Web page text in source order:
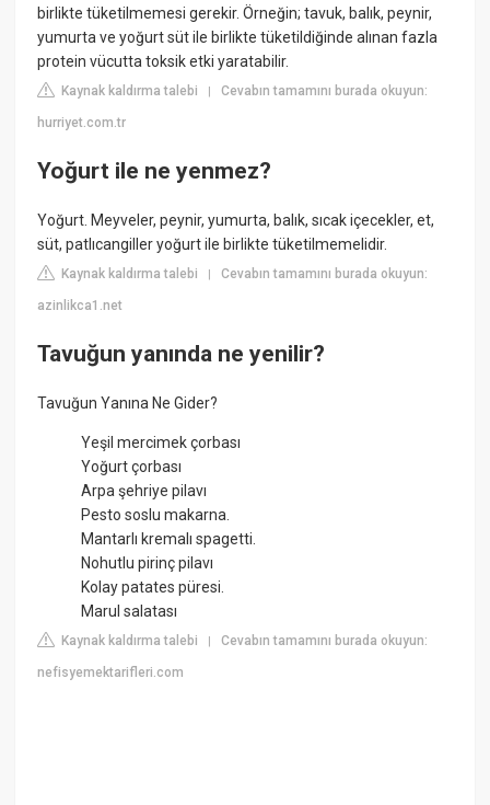
birlikte tüketilmemesi gerekir. Örneğin; tavuk, balık, peynir,
yumurta ve yoğurt süt ile birlikte tüketildiğinde alınan fazla
protein vücutta toksik etki yaratabilir.
Kaynak kaldırma talebi |Cevabın tamamını burada okuyun:
hurriyet.com.tr
Yoğurt ile ne yenmez?
Yoğurt. Meyveler, peynir, yumurta, balık, sıcak içecekler, et,
süt, patlıcangiller yoğurt ile birlikte tüketilmemelidir.
Kaynak kaldırma talebi |Cevabın tamamını burada okuyun:
azinlikca1.net
Tavuğun yanında ne yenilir?
Tavuğun Yanına Ne Gider?
Yeşil mercimek çorbası
Yoğurt çorbası
Arpa şehriye pilavı
Pesto soslu makarna.
Mantarlı kremalı spagetti.
Nohutlu pirinç pilavı
Kolay patates püresi.
Marul salatası
Kaynak kaldırma talebi |Cevabın tamamını burada okuyun:
nefisyemektarifleri.com